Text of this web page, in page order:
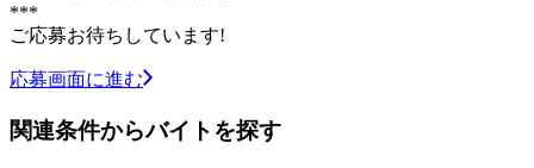
***
ご応募お待ちしています!
応募画面に進む
関連条件からバイトを探す